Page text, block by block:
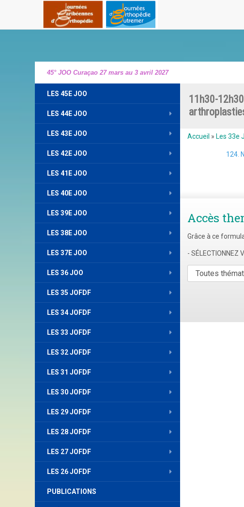
45° JOO Curaçao 27 mars au 3 avril 2027
LES 45E JOO
LES 44E JOO
LES 43E JOO
LES 42E JOO
LES 41E JOO
LES 40E JOO
LES 39E JOO
LES 38E JOO
LES 37E JOO
LES 36 JOO
LES 35 JOFDF
LES 34 JOFDF
LES 33 JOFDF
LES 32 JOFDF
LES 31 JOFDF
LES 30 JOFDF
LES 29 JOFDF
LES 28 JOFDF
LES 27 JOFDF
LES 26 JOFDF
PUBLICATIONS
11h30-
Accueil » Les 33e
124.
Accès
Grâce à ce
- SÉLECTIONNEZ